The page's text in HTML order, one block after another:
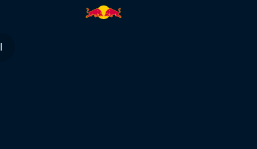
Hard Enduro Rally